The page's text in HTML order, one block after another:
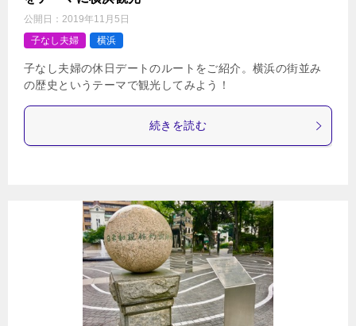
公開日： 2019年11月5日
子なし夫婦
横浜
子なし夫婦の休日デートのルートをご紹介。横浜の街並み
の歴史というテーマで観光してみよう！
続きを読む